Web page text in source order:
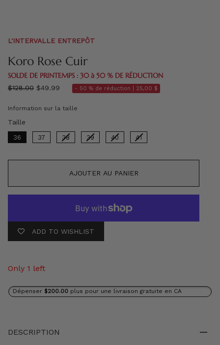
L'INTERVALLE ENTREPÔT
Koro Rose Cuir
SOLDE DE PRINTEMPS : 30 à 50 % DE RÉDUCTION
régulier
$128.00 $49.99 - 50 % de réduction | 25,00 $
Information sur la taille
Taille
36 37 38 39 40 41
AJOUTER AU PANIER
ADD TO WISHLIST
Only 1 left
Dépenser $200.00 plus pour une livraison gratuite en CA
DESCRIPTION